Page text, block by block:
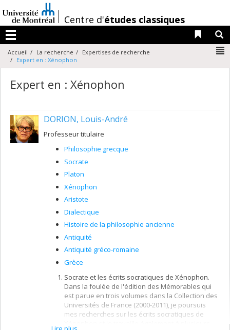
au
contenu
/
Centre d'études classiques
Menu
Liens
Accueil La recherche
Expertises de recherche
Expert en : Xénophon
Expert en : Xénophon
DORION, Louis-André
Professeur titulaire
Philosophie grecque
Socrate
Platon
Xénophon
Aristote
Dialectique
Histoire de la philosophie ancienne
Antiquité
Antiquité gréco-romaine
Grèce
Socrate et les écrits socratiques de Xénophon.
Dans la foulée de l'édition des Mémorables qui
est parue en trois volumes dans la Collection des
Universités de France (2000-2011), je poursuis
mes recherches sur les écrits socratiques de